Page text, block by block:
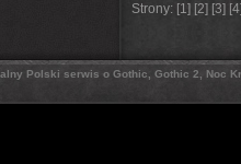
Strony: [1] [2] [3] [4
Polski serwis o Gothic, Gothic 2, Noc